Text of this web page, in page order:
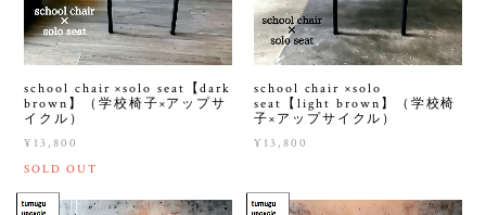
school chair ×solo seat【dark
brown】（学校椅子×アップサ
イクル）
¥13,800
SOLD OUT
school chair ×solo
seat【light brown】（学校椅
子×アップサイクル）
¥13,800